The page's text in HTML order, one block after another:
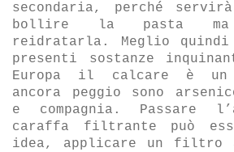
secondaria, perché
bollire la pasta ma
reidratarla. Meglio quindi
presenti sostanze
Europa il calcare è un
ancora peggio sono
e compagnia. Passare
caraffa filtrante può
idea, applicare un filtro